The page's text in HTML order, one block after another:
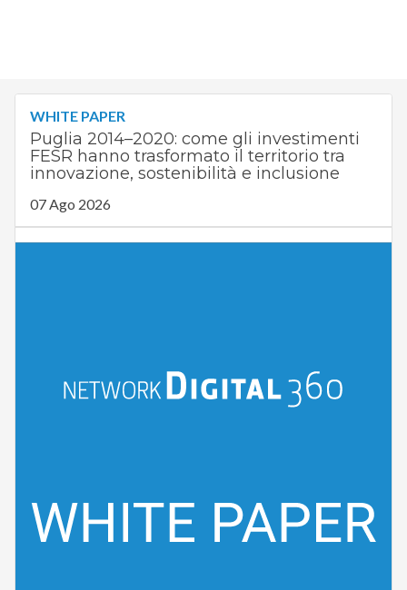
WHITE PAPER
Puglia 2014–2020: come gli investimenti
FESR hanno trasformato il territorio tra
innovazione, sostenibilità e inclusione
07 Ago 2026